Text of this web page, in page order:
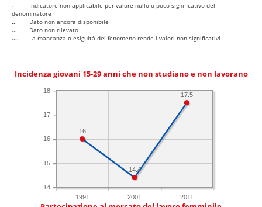
-
Indicatore non applicabile per valore nullo o poco significativo del
denominatore
..
Dato non ancora disponibile
...
Dato non rilevato
....
La mancanza o esiguità del fenomeno rende i valori non significativi
Incidenza giovani 15-29 anni che non studiano e non lavorano
1991 2001 2011
14
15
16
17
18
17.5
14.4
16